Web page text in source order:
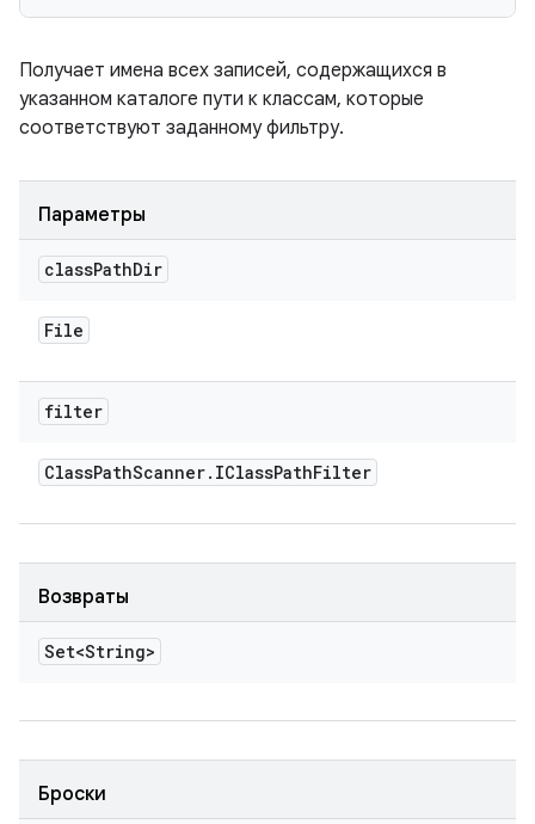
Получает имена всех записей, содержащихся в
указанном каталоге пути к классам, которые
соответствуют заданному фильтру.
Параметры
classPathDir
File
filter
ClassPathScanner. IClassPathFilter
Возвраты
Set<String>
Броски